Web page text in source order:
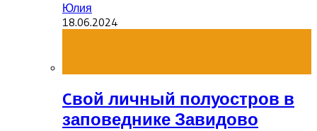
Юлия
18.06.2024
Cвой личный полуостров в
заповеднике Завидово